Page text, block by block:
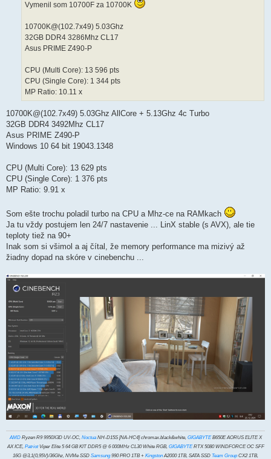
Vymenil som 10700F za 10700K
10700K@(102.7x49) 5.03Ghz
32GB DDR4 3286Mhz CL17
Asus PRIME Z490-P
CPU (Multi Core): 13 596 pts
CPU (Single Core): 1 344 pts
MP Ratio: 10.11 x
10700K@(102.7x49) 5.03Ghz AllCore + 5.13Ghz 4c Turbo
32GB DDR4 3492Mhz CL17
Asus PRIME Z490-P
Windows 10 64 bit 19043.1348
CPU (Multi Core): 13 629 pts
CPU (Single Core): 1 376 pts
MP Ratio: 9.91 x
Som ešte trochu poladil turbo na CPU a Mhz-ce na RAMkach
Ja tu vždy postujem len 24/7 nastavenie ... LinX stable (s AVX), ale tie
teploty tiež na 90+
Inak som si všimol a aj čítal, že memory performance ma mizivý až
žiadny dopad na skóre v cinebenchu ...
AMD Ryzen R9 9950X3D UV-OC, NoctuaNH-D15S [NA-HC4] chromax.black&white, GIGABYTEB650E AORUS ELITE X
AX ICE, PatriotViper Elite 5 64 GB KIT DDR5 @ 6 000MHz CL30 White RGB, GIGABYTERTX 5080 WINDFORCE OC SFF
16G @3,1(0,95V)/36Ghz, NVMe SSD Samsung990 PRO 1TB + Kingston A2000 1TB, SATA SSD Team GroupCX2 1TB,